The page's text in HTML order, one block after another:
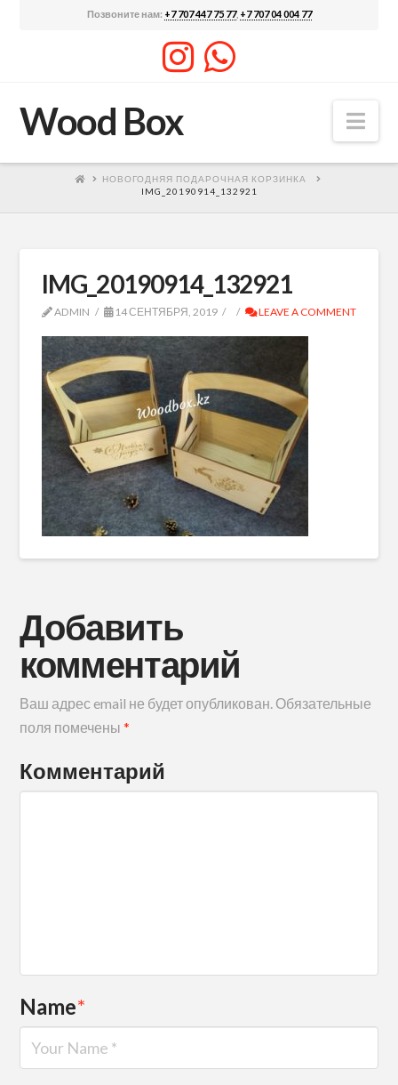
Позвоните нам: +7 707 447 75 77, +7 707 04 004 77
Wood Box
НОВОГОДНЯЯ ПОДАРОЧНАЯ КОРЗИНКА
IMG_20190914_132921
IMG_20190914_132921
ADMIN 14 СЕНТЯБРЯ, 2019 LEAVE A COMMENT
Добавить
комментарий
Ваш адрес email не будет опубликован. Обязательные
поля помечены*
Комментарий
Name*